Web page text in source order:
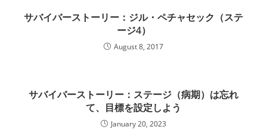
サバイバーストーリー：ジル・ペチャセック（ステ
ージ4）
August 8, 2017
サバイバーストーリー：ステージ（病期）は忘れ
て、目標を設定しよう
January 20, 2023